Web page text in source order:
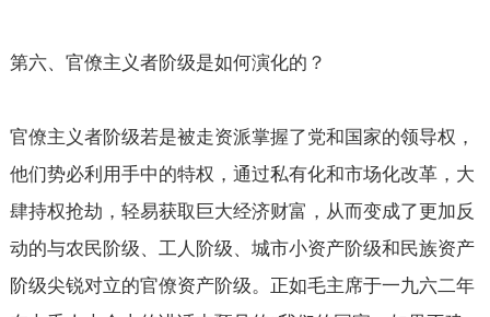
第六、官僚主义者阶级是如何演化的？
官僚主义者阶级若是被走资派掌握了党和国家的领导权，
他们势必利用手中的特权，通过私有化和市场化改革，大
肆持权抢劫，轻易获取巨大经济财富，从而变成了更加反
动的与农民阶级、工人阶级、城市小资产阶级和民族资产
阶级尖锐对立的官僚资产阶级。正如毛主席于一九六二年